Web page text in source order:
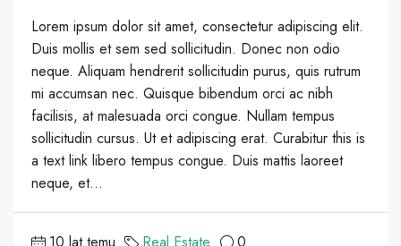
Lorem ipsum dolor sit amet, consectetur adipiscing elit.
Duis mollis et sem sed sollicitudin. Donec non odio
neque. Aliquam hendrerit sollicitudin purus, quis rutrum
mi accumsan nec. Quisque bibendum orci ac nibh
facilisis, at malesuada orci congue. Nullam tempus
sollicitudin cursus. Ut et adipiscing erat. Curabitur this is
a text link libero tempus congue. Duis mattis laoreet
neque, et...